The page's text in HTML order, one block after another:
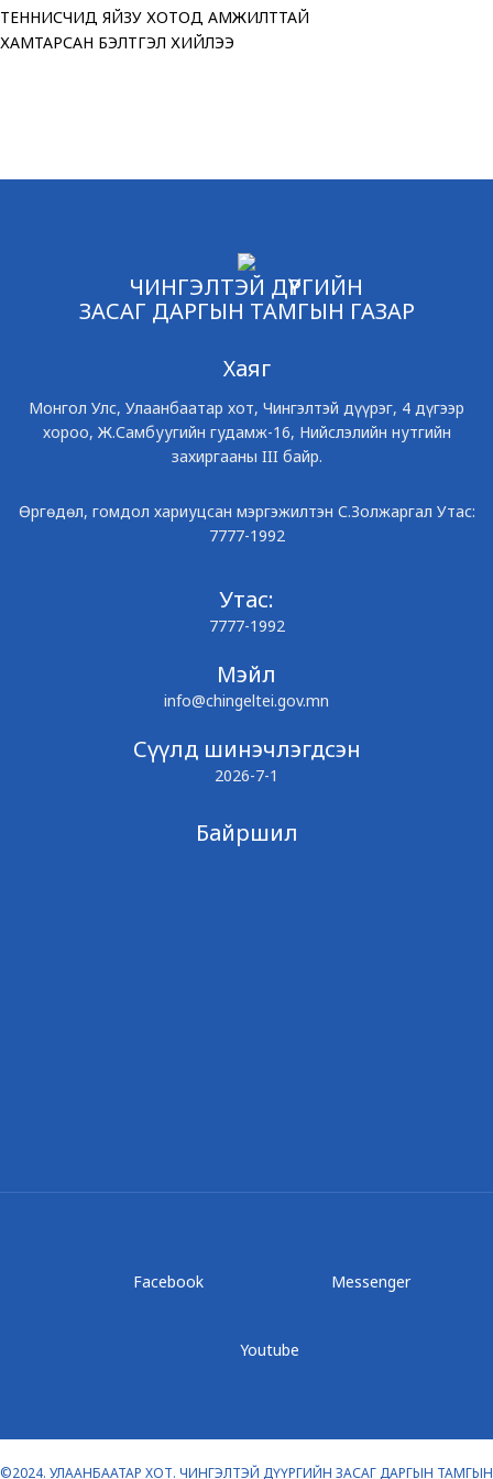
ЗАРЛАЖ БАЙНА
ЧИНГЭЛТЭЙ ДҮҮРГИЙН
ЗАСАГ ДАРГЫН ТАМГЫН ГАЗАР
Хаяг
Монгол Улс, Улаанбаатар хот, Чингэлтэй дүүрэг, 4 дүгээр
хороо, Ж.Самбуугийн гудамж-16, Нийслэлийн нутгийн
захиргааны III байр.
Өргөдөл, гомдол хариуцсан мэргэжилтэн С.Золжаргал Утас:
7777-1992
Утас:
7777-1992
Мэйл
info@chingeltei.gov.mn
Сүүлд шинэчлэгдсэн
2026-7-1
Байршил
Facebook Messenger
Youtube
©2024. УЛААНБААТАР ХОТ. ЧИНГЭЛТЭЙ ДҮҮРГИЙН ЗАСАГ ДАРГЫН ТАМГЫН